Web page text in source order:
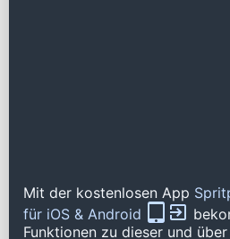
Mit der kostenlosen App
für iOS & Android
Funktionen zu dieser und